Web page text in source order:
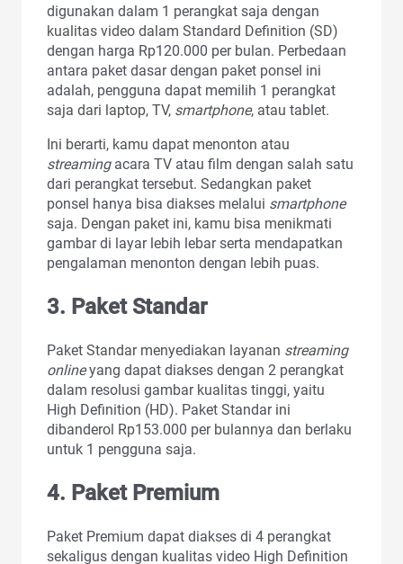
digunakan dalam 1 perangkat saja dengan
kualitas video dalam Standard Definition (SD)
dengan harga Rp120.000 per bulan. Perbedaan
antara paket dasar dengan paket ponsel ini
adalah, pengguna dapat memilih 1 perangkat
saja dari laptop, TV, smartphone, atau tablet.
Ini berarti, kamu dapat menonton atau
streamingacara TV atau film dengan salah satu
dari perangkat tersebut. Sedangkan paket
ponsel hanya bisa diakses melalui smartphone
saja. Dengan paket ini, kamu bisa menikmati
gambar di layar lebih lebar serta mendapatkan
pengalaman menonton dengan lebih puas.
3. Paket Standar
Paket Standar menyediakan layanan streaming
onlineyang dapat diakses dengan 2 perangkat
dalam resolusi gambar kualitas tinggi, yaitu
High Definition (HD). Paket Standar ini
dibanderol Rp153.000 per bulannya dan berlaku
untuk 1 pengguna saja.
4. Paket Premium
Paket Premium dapat diakses di 4 perangkat
sekaligus dengan kualitas video High Definition